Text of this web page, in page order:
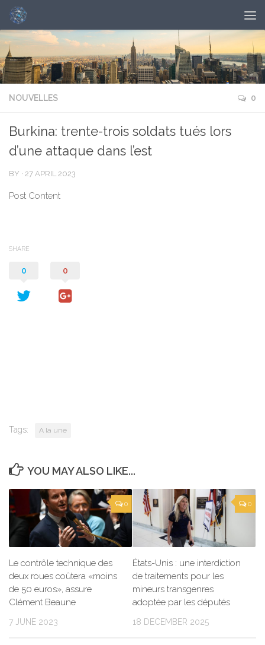
NOUVELLES 0
Burkina: trente-trois soldats tués lors
d’une attaque dans l’est
BY · 27 APRIL 2023
Post Content
SHARE
0 0
Tags: A la une
YOU MAY ALSO LIKE...
0
Le contrôle technique des
deux roues coûtera «moins
de 50 euros», assure
Clément Beaune
7 JUNE 2023
0
États-Unis : une interdiction
de traitements pour les
mineurs transgenres
adoptée par les députés
18 DECEMBER 2025